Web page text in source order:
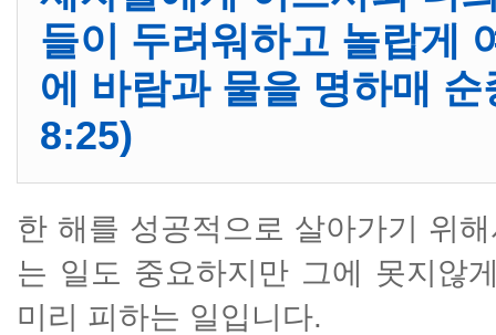
들이 두려워하고 놀랍게
에 바람과 물을 명하매
8:25)
한 해를 성공적으로 살아가기 위
는 일도 중요하지만 그에 못지않
미리 피하는 일입니다.